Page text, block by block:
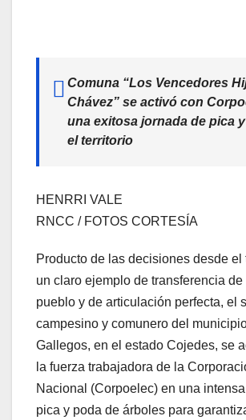
Comuna “Los Vencedores
Chávez” se activó con
una exitosa jornada de pica
el territorio
HENRRI VALE
RNCC / FOTOS CORTESÍA
Producto de las decisiones desde el
un claro ejemplo de transferencia de
pueblo y de articulación perfecta, el
campesino y comunero del
Gallegos, en el estado Cojedes, se
la fuerza trabajadora de la
Nacional (Corpoelec) en una
pica y poda de árboles para